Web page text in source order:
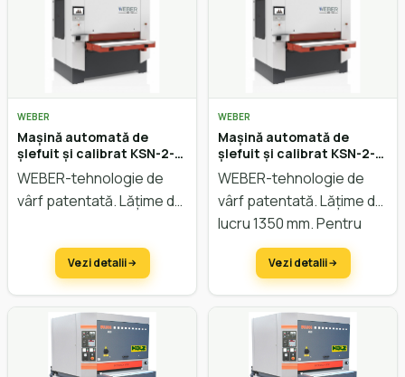
WEBER
Mașină automată de
șlefuit și calibrat KSN-2-
DM compact
WEBER-tehnologie de
vârf patentată. Lățime de
lemn,furnir,lac. Cu
tehnologie CBF/ISA.
Vezi detalii
WEBER
Mașină automată de
șlefuit și calibrat KSN-2-
DK compact
WEBER-tehnologie de
vârf patentată. Lățime de
lucru 1350 mm. Pentru
lemn, furnir, lac. Cu
tehnologie ISA.
Vezi detalii